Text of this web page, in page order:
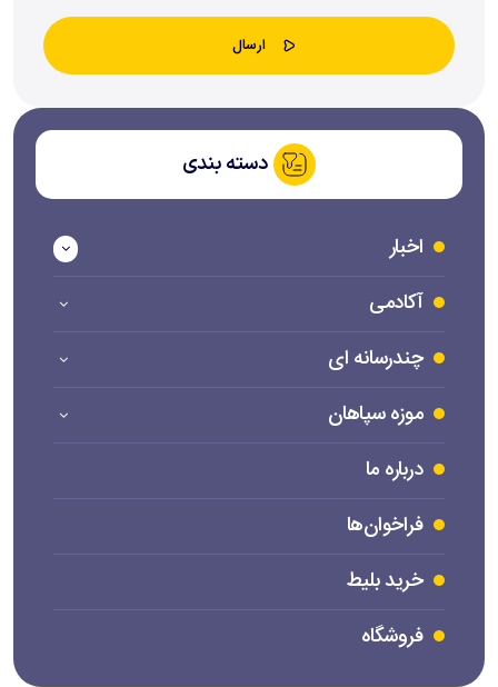
دسته بندی
اخبار
آکادمی
چندرسانه ای
موزه سپاهان
درباره ما
فراخوان‌ها
خرید بلیط
فروشگاه